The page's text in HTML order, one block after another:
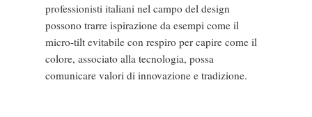
professionisti italiani nel campo del design
possono trarre ispirazione da esempi come il
micro-tilt evitabile con respiro per capire come il
colore, associato alla tecnologia, possa
comunicare valori di innovazione e tradizione.